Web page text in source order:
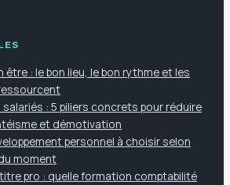
être : le bon lieu, le bon rythme et les
: 5 piliers concrets pour réduire
et démotivation
personnel à choisir selon
moment
titre pro : quelle formation comptabilité